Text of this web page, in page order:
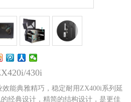
430i
能典雅精巧，稳定耐用ZX400i系列延
经典设计，精简的结构设计，是更佳